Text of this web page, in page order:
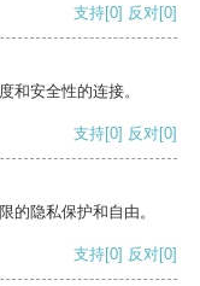
支持[0] 反对[0]
和安全性的连接。
支持[0] 反对[0]
的隐私保护和自由。
支持[0] 反对[0]